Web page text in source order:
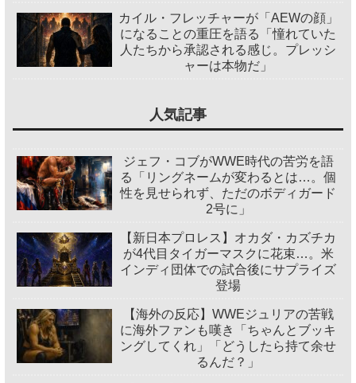
カイル・フレッチャーが「AEWの顔」
になることの重圧を語る「憧れていた
人たちから承認される感じ。プレッシ
ャーは本物だ」
人気記事
ジェフ・コブがWWE時代の苦労を語
る「リングネームが変わるとは…。個
性を見せられず、ただのボディガード
2号に」
【新日本プロレス】オカダ・カズチカ
が4代目タイガーマスクに花束…。米
インディ団体での試合後にサプライズ
登場
【海外の反応】WWEジュリアの苦戦
に海外ファンも嘆き「ちゃんとブッキ
ングしてくれ」「どうしたら持て余せ
るんだ？」